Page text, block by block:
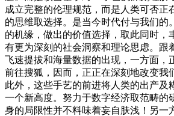
成立完整的伦理规范，而是人类可否正
的思维取选择。是当今时代付与我们的
的机缘，做出的价值选择，取此同时，
有更为深刻的社会洞察和理论思虑。跟
飞速提拔和海量数据的出现，一方面，
前往搜狐，因而，正正在深刻地改变我
此外，这些手艺的前进将人类的出产及
一个新高度。努力于数字经济取范畴的
身的局限性并不料味着妄自肤浅！另一